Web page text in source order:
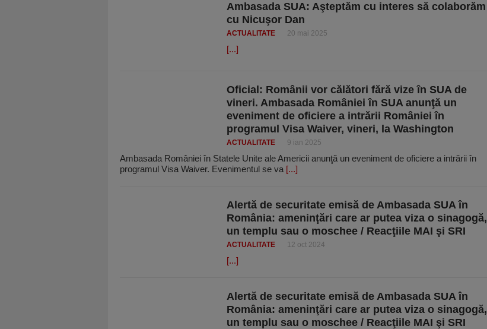
Ambasada SUA: Aşteptăm cu interes să colaborăm
cu Nicuşor Dan
ACTUALITATE 20 mai 2025
[...]
Oficial: Românii vor călători fără vize în SUA de
vineri. Ambasada României în SUA anunţă un
eveniment de oficiere a intrării României în
programul Visa Waiver, vineri, la Washington
ACTUALITATE 9 ian 2025
Ambasada României în Statele Unite ale Americii anunţă un eveniment de oficiere a intrării în
programul Visa Waiver. Evenimentul se va [...]
Alertă de securitate emisă de Ambasada SUA în
România: ameninţări care ar putea viza o sinagogă,
un templu sau o moschee / Reacţiile MAI şi SRI
ACTUALITATE 12 oct 2024
[...]
Alertă de securitate emisă de Ambasada SUA în
România: ameninţări care ar putea viza o sinagogă,
un templu sau o moschee / Reacţiile MAI şi SRI